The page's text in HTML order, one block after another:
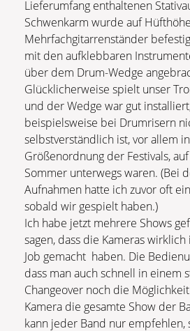
Lieferumfang enthaltenen
Schwenkarm wurde auf
Mehrfachgitarrenständer
mit den aufklebbaren
über dem Drum-Wedge
Glücklicherweise spielt unser
und der Wedge war gut
beispielsweise bei Drumrisern
selbstverständlich ist, vor allem
Größenordnung der Festivals,
Sommer unterwegs waren. (Bei
Aufnahmen hatte ich zuvor oft
sobald wir gespielt haben.)
Ich habe jetzt mehrere Shows
sagen, dass die Kameras
Job gemacht haben. Die
dass man auch schnell in einem
Changeover noch die
Kamera die gesamte Show der
kann jeder Band nur empfehlen,